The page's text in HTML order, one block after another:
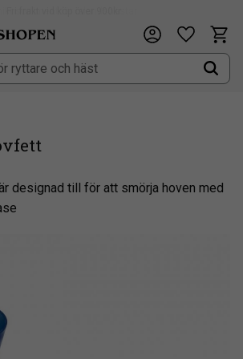
designad till för att smörja hoven med